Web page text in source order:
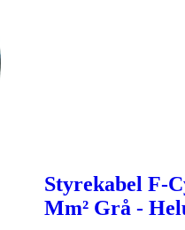
Styrekabel F-
Mm² Grå -